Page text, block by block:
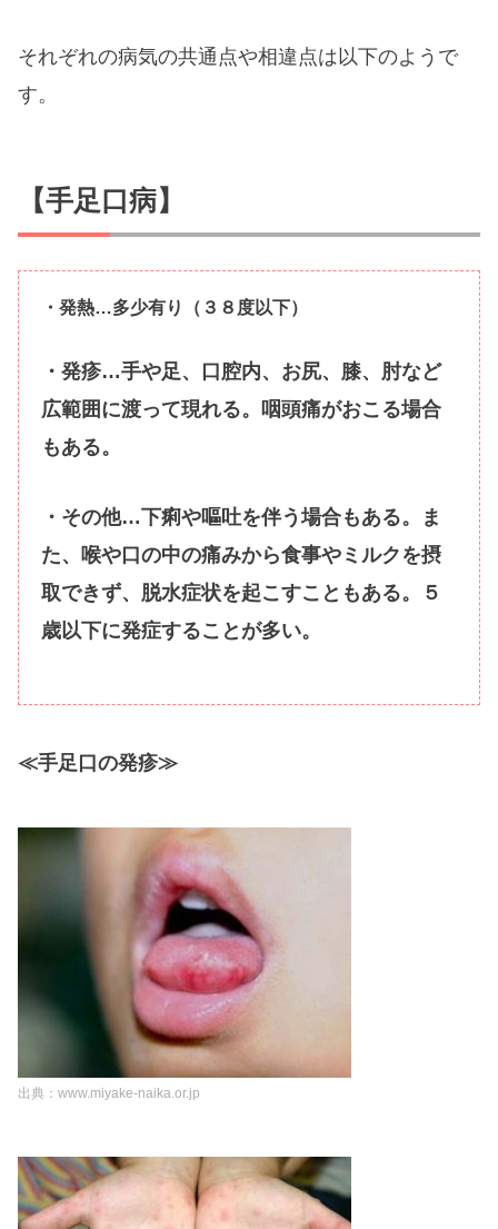
それぞれの病気の共通点や相違点は以下のようで
す。
【手足口病】
・発熱…多少有り（３８度以下）
・発疹…手や足、口腔内、お尻、膝、肘など
広範囲に渡って現れる。咽頭痛がおこる場合
もある。
・その他…下痢や嘔吐を伴う場合もある。ま
た、喉や口の中の痛みから食事やミルクを摂
取できず、脱水症状を起こすこともある。５
歳以下に発症することが多い。
≪手足口の発疹≫
出典：www.miyake-naika.or.jp